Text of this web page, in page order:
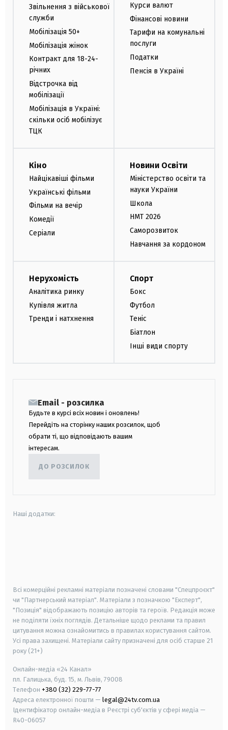
Звільнення з військової
служби
Мобілізація 50+
Мобілізація жінок
Контракт для 18-24-
річних
Відстрочка від
мобілізації
Мобілізація в Україні:
скільки осіб мобілізує
ТЦК
Курси валют
Фінансові новини
Тарифи на комунальні
послуги
Податки
Пенсія в Україні
Кіно
Найцікавіші фільми
Українські фільми
Фільми на вечір
Комедії
Серіали
Новини Освіти
Міністерство освіти та
науки України
Школа
НМТ 2026
Саморозвиток
Навчання за кордоном
Нерухомість
Аналітика ринку
Купівля житла
Тренди і натхнення
Спорт
Бокс
Футбол
Теніс
Біатлон
Інші види спорту
Email - розсилка
Будьте в курсі всіх новин і оновлень!
Перейдіть на сторінку наших розсилок, щоб
обрати ті, що відповідають вашим
інтересам.
ДО РОЗСИЛОК
Наші додатки:
Всі комерційні рекламні матеріали позначені словами "Спецпроєкт"
чи "Партнерський матеріал". Матеріали з позначкою "Експерт",
"Позиція" відображають позицію авторів та героїв. Редакція може
не поділяти їхніх поглядів. Детальніше щодо реклами та правил
цитування можна ознайомитись в правилах користування сайтом.
Усі права захищені. Матеріали сайту призначені для осіб старше 21
року (21+)
Онлайн-медіа «24 Канал»
пл. Галицька, буд. 15, м. Львів, 79008
Телефон +380 (32) 229-77-77
Адреса електронної пошти — legal@24tv.com.ua
Ідентифікатор онлайн-медіа в Реєстрі суб'єктів у сфері медіа —
R40-06057